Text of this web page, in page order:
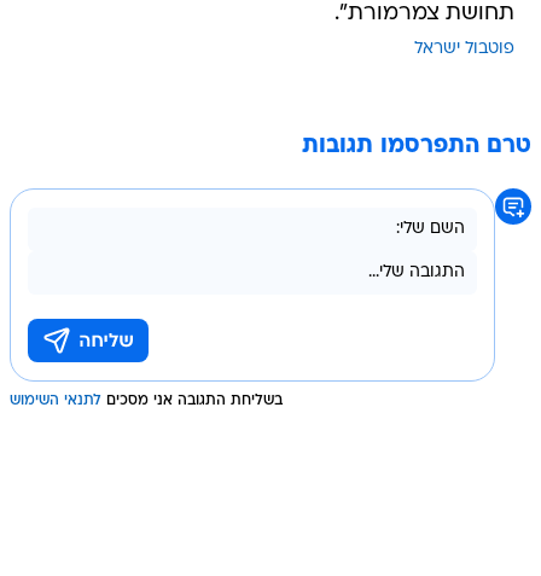
תחושת צמרמורת".
פוטבול ישראל
טרם התפרסמו תגובות
בשליחת התגובה אני מסכים לתנאי השימוש